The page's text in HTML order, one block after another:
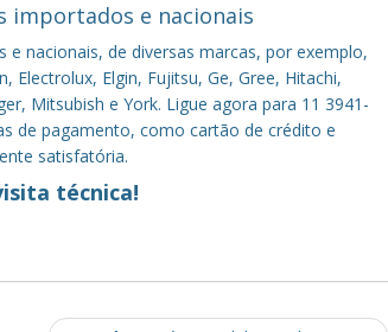
importados e nacionais
nacionais, de diversas marcas, por exemplo,
Electrolux, Elgin, Fujitsu, Ge, Gree, Hitachi,
Mitsubish e York. Ligue agora para 11 3941-
de pagamento, como cartão de crédito e
satisfatória.
técnica!